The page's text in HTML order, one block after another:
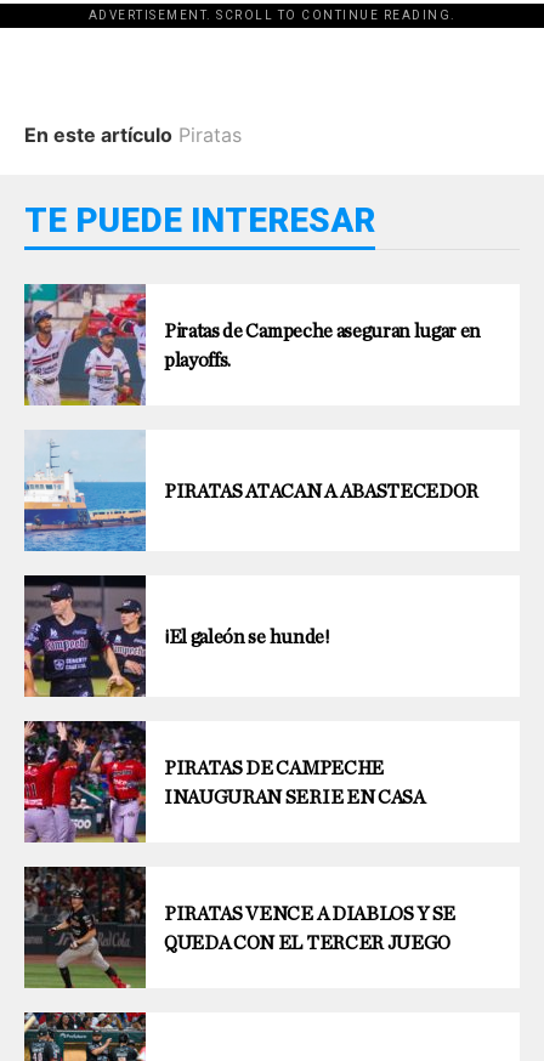
ADVERTISEMENT. SCROLL TO CONTINUE READING.
En este artículo Piratas
TE PUEDE INTERESAR
Piratas de Campeche aseguran lugar en
playoffs.
PIRATAS ATACAN A ABASTECEDOR
¡El galeón se hunde!
PIRATAS DE CAMPECHE
INAUGURAN SERIE EN CASA
PIRATAS VENCE A DIABLOS Y SE
QUEDA CON EL TERCER JUEGO